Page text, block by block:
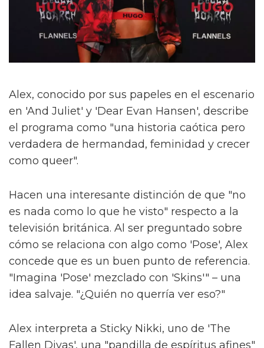
Alex, conocido por sus papeles en el escenario
en 'And Juliet' y 'Dear Evan Hansen', describe
el programa como "una historia caótica pero
verdadera de hermandad, feminidad y crecer
como queer".
Hacen una interesante distinción de que "no
es nada como lo que he visto" respecto a la
televisión británica. Al ser preguntado sobre
cómo se relaciona con algo como 'Pose', Alex
concede que es un buen punto de referencia.
"Imagina 'Pose' mezclado con 'Skins'" – una
idea salvaje. "¿Quién no querría ver eso?"
Alex interpreta a Sticky Nikki, uno de 'The
Fallen Divas', una "pandilla de espíritus afines"